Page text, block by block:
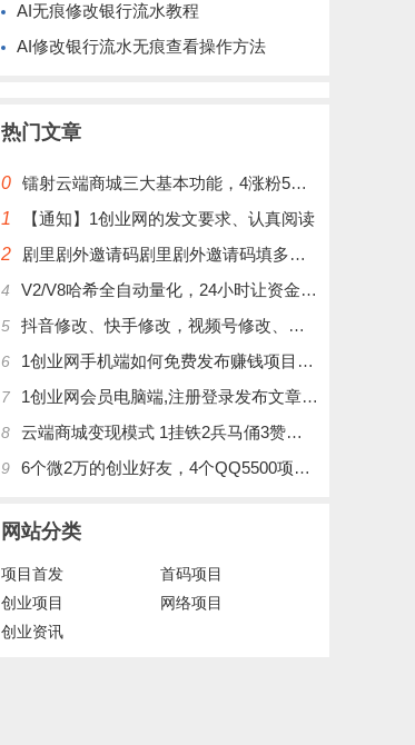
AI无痕修改银行流水教程
AI修改银行流水无痕查看操作方法
热门文章
0 镭射云端商城三大基本功能，4涨粉5涨播放量6挂铁，为你揭开真实的面纱!
1
【通知】1创业网的发文要求、认真阅读
2
剧里剧外邀请码剧里剧外邀请码填多少呢？
4 V2/V8哈希全自动量化，24小时让资金为你打工！
5 抖音修改、快手修改，视频号修改、大屏修改|橱窗修改|抖店修改|、招代理可单独购买
6 1创业网手机端如何免费发布赚钱项目文章
7 1创业网会员电脑端,注册登录发布文章,操作介绍
8 云端商城变现模式 1挂铁2兵马俑3赞刷4涨粉，带你玩.赚风口项日
9 6个微2万的创业好友，4个QQ5500项目好友，QQ每天在线人数2400人、承接朋友圈广告投放
网站分类
项目首发
首码项目
创业项目
网络项目
创业资讯